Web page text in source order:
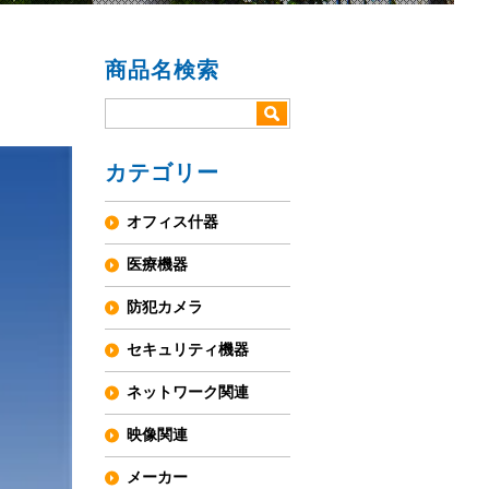
商品名検索
カテゴリー
オフィス什器
医療機器
防犯カメラ
セキュリティ機器
ネットワーク関連
映像関連
メーカー